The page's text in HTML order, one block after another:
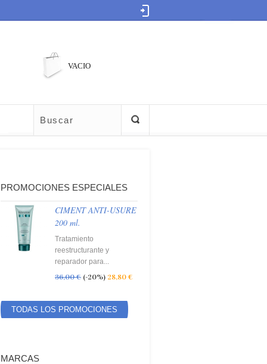
VACIO
PROMOCIONES ESPECIALES
CIMENT ANTI-USURE
200 ml.
Tratamiento
reestructurante y
reparador para...
36,00 € (-20%) 28,80 €
TODAS LOS PROMOCIONES
MARCAS